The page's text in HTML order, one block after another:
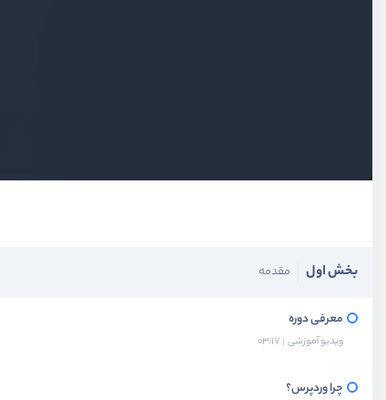
بخش اول مقدمه
معرفی دوره
ویدیو آموزشی 03:17
چرا وردپرس؟